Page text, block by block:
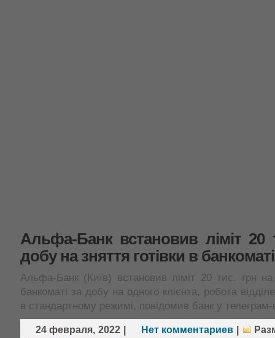
Альфа-Банк встановив ліміт 20
добу на зняття готівки в банкоматі
Альфа-Банк (Київ) встановив ліміт 20 тис. грн на
банкоматі за добу на одного клієнта, робота
в стандартному режимі, повідомив банк у телеграм-
24 февраля, 2022 Нет комментариев